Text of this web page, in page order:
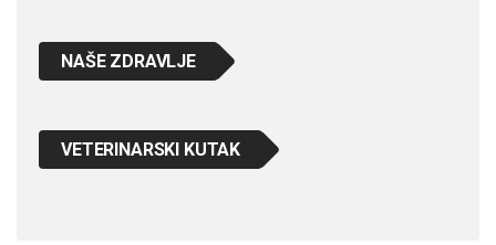
NAŠE ZDRAVLJE
VETERINARSKI KUTAK